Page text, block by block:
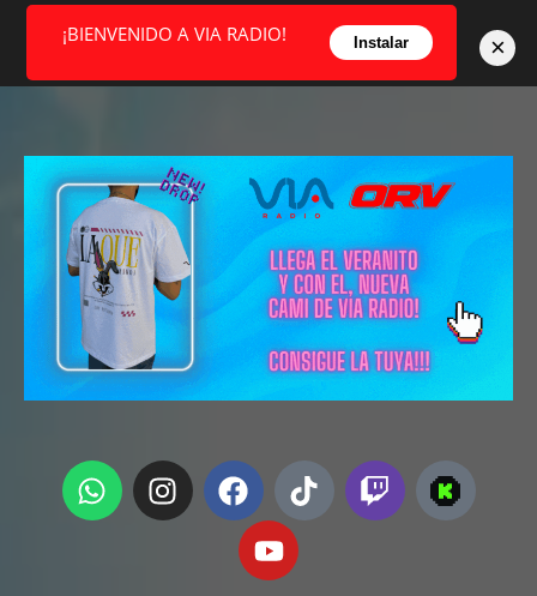
¡BIENVENIDO A VIA RADIO! Instalar ×